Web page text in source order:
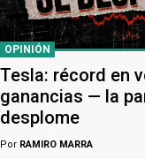
OPINIÓN
Tesla: récord en
ganancias — la
desplome
Por RAMIRO MARRA